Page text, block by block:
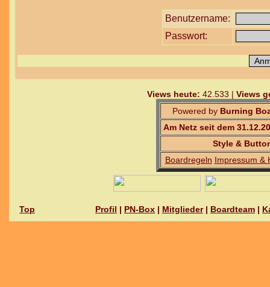
Benutzername:
Passwort:
Views heute: 42.533 | Views
Powered by Burning
Am Netz seit dem
Style &
Boardregeln Impressum &
Top Profil | PN-Box | Mitglieder| Boardteam |